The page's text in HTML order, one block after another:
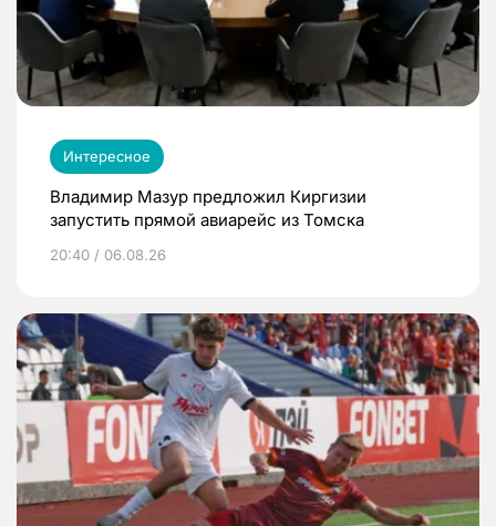
Интересное
Владимир Мазур предложил Киргизии
запустить прямой авиарейс из Томска
20:40 / 06.08.26